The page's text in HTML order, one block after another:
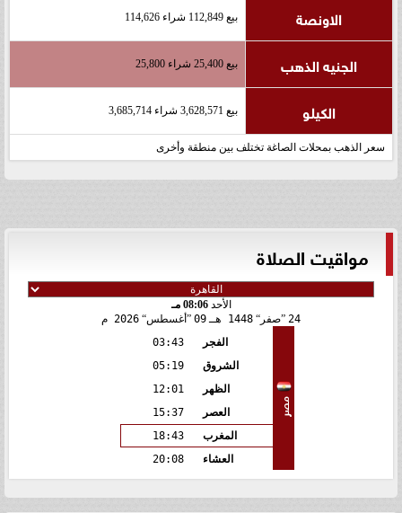
الاونصة بيع 112,849 شراء 114,626
الجنيه الذهب بيع 25,400 شراء 25,800
الكيلو بيع 3,628,571 شراء 3,685,714
سعر الذهب بمحلات الصاغة تختلف بين منطقة وأخرى
مواقيت الصلاة
الأحد08:06 مـ
24 صفر 1448 هـ 09 أغسطس 2026 م
مصر
الفجر
03:43
الشروق
05:19
الظهر
12:01
العصر
15:37
المغرب
18:43
العشاء
20:08